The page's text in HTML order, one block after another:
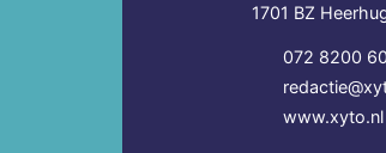
1701 BZ
072 8200
www.xyto.nl